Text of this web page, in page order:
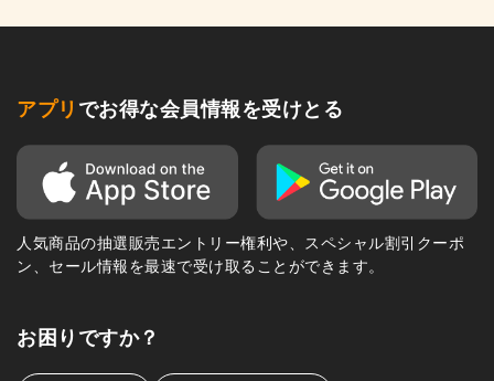
アプリ でお得な会員情報を受けとる
人気商品の抽選販売エントリー権利や、スペシャル割引クーポ
ン、セール情報を最速で受け取ることができます。
お困りですか？